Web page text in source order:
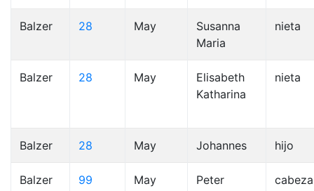
Balzer 28 May
Susanna
Maria
nieta
Balzer 28 May
Elisabeth
Katharina
nieta
Balzer 28 May Johannes hijo
Balzer 99 May Peter cabeza